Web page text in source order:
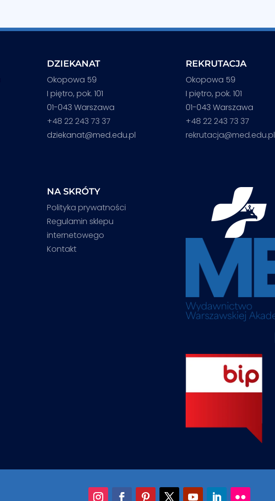
DZIEKANAT
Okopowa 59
I piętro, pok. 101
01-043 Warszawa
+48 22 243 73 37
dziekanat@med.edu.pl
REKRUTACJA
Okopowa 59
I piętro, pok. 101
01-043 Warszawa
+48 22 243 73 37
rekrutacja@med.edu.pl
NA SKRÓTY
Polityka prywatności
Regulamin sklepu
internetowego
Kontakt